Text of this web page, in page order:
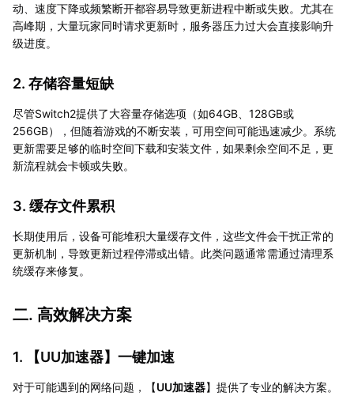
动、速度下降或频繁断开都容易导致更新进程中断或失败。尤其在
高峰期，大量玩家同时请求更新时，服务器压力过大会直接影响升
级进度。
2. 存储容量短缺
尽管Switch2提供了大容量存储选项（如64GB、128GB或
256GB），但随着游戏的不断安装，可用空间可能迅速减少。系统
更新需要足够的临时空间下载和安装文件，如果剩余空间不足，更
新流程就会卡顿或失败。
3. 缓存文件累积
长期使用后，设备可能堆积大量缓存文件，这些文件会干扰正常的
更新机制，导致更新过程停滞或出错。此类问题通常需通过清理系
统缓存来修复。
二. 高效解决方案
1. 【UU加速器】一键加速
对于可能遇到的网络问题，【UU加速器】提供了专业的解决方案。